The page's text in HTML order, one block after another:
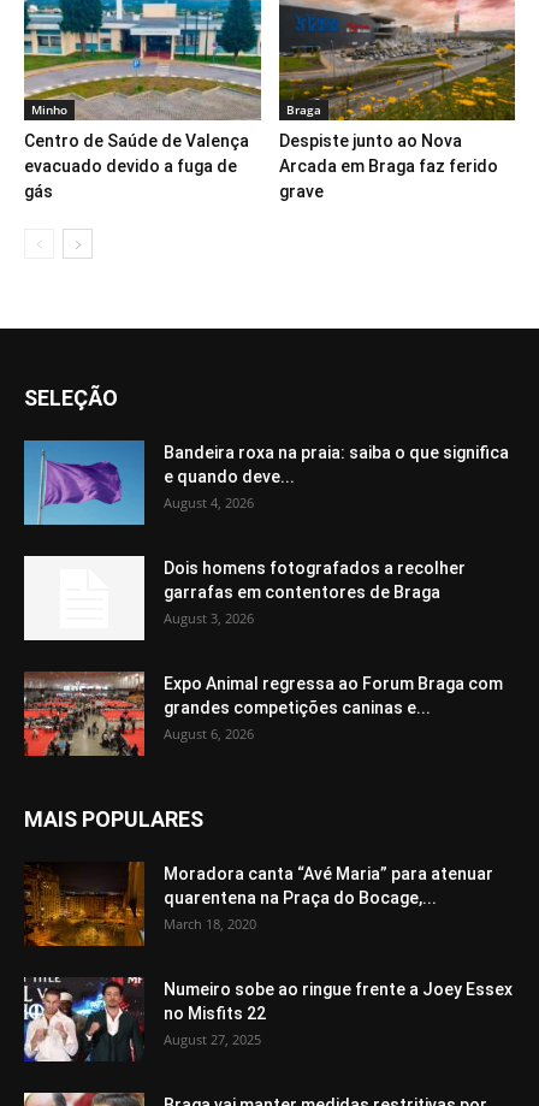
Minho
Centro de Saúde de Valença
evacuado devido a fuga de
gás
Braga
Despiste junto ao Nova
Arcada em Braga faz ferido
grave
SELEÇÃO
Bandeira roxa na praia: saiba o que significa
e quando deve...
August 4, 2026
Dois homens fotografados a recolher
garrafas em contentores de Braga
August 3, 2026
Expo Animal regressa ao Forum Braga com
grandes competições caninas e...
August 6, 2026
MAIS POPULARES
Moradora canta “Avé Maria” para atenuar
quarentena na Praça do Bocage,...
March 18, 2020
Numeiro sobe ao ringue frente a Joey Essex
no Misfits 22
August 27, 2025